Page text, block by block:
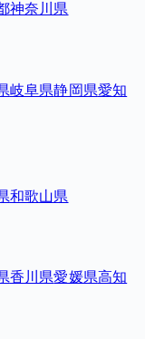
神奈川県
岐阜県静岡県愛知
和歌山県
香川県愛媛県高知